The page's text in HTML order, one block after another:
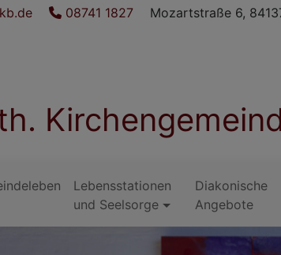
08741 1827 Mozartstraße 6,
Lebensstationen
und Seelsorge
Diakonische
Angebote